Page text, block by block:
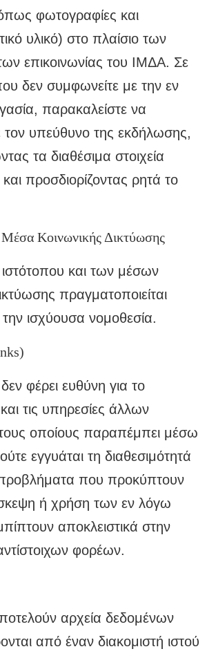
φωτογραφίες και
υλικό) στο πλαίσιο των
επικοινωνίας του ΙΜΔΑ. Σε
δεν συμφωνείτε με την εν
παρακαλείστε να
τον υπεύθυνο της εκδήλωσης,
τα διαθέσιμα στοιχεία
και προσδιορίζοντας ρητά το
Μέσα Κοινωνικής Δικτύωσης
και των μέσων
πραγματοποιείται
ισχύουσα νομοθεσία.
φέρει ευθύνη για το
τις υπηρεσίες άλλων
οποίους παραπέμπει μέσω
εγγυάται τη διαθεσιμότητά
που προκύπτουν
ή χρήση των εν λόγω
αποκλειστικά στην
φορέων.
αρχεία δεδομένων
από έναν διακομιστή ιστού